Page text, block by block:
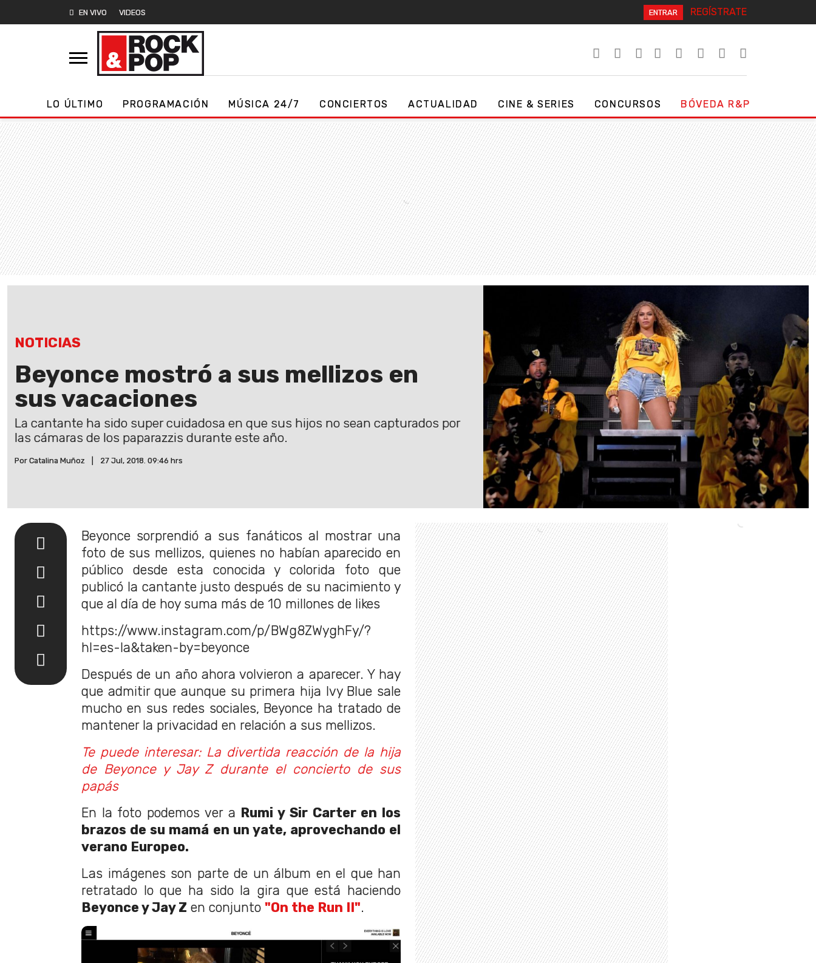
EN VIVO VIDEOS ENTRAR REGÍSTRATE
LO ÚLTIMO PROGRAMACIÓN MÚSICA 24/7 CONCIERTOS ACTUALIDAD CINE & SERIES CONCURSOS BÓVEDA R&P
NOTICIAS
Beyonce mostró a sus mellizos en
sus vacaciones
La cantante ha sido super cuidadosa en que sus hijos no sean capturados por
las cámaras de los paparazzis durante este año.
Por Catalina Muñoz 27 Jul, 2018. 09:46 hrs
Beyonce sorprendió a sus fanáticos al mostrar una
foto de sus mellizos, quienes no habían aparecido en
público desde esta conocida y colorida foto que
publicó la cantante justo después de su nacimiento y
que al día de hoy suma más de 10 millones de likes
https://www.instagram.com/p/BWg8ZWyghFy/?
hl=es-la&taken-by=beyonce
Después de un año ahora volvieron a aparecer. Y hay
que admitir que aunque su primera hija Ivy Blue sale
mucho en sus redes sociales, Beyonce ha tratado de
mantener la privacidad en relación a sus mellizos.
Te puede interesar: La divertida reacción de la hija
de Beyonce y Jay Z durante el concierto de sus
papás
En la foto podemos ver a Rumi y Sir Carter en los
brazos de su mamá en un yate, aprovechando el
verano Europeo.
Las imágenes son parte de un álbum en el que han
retratado lo que ha sido la gira que está haciendo
Beyonce y Jay Z en conjunto "On the Run II".